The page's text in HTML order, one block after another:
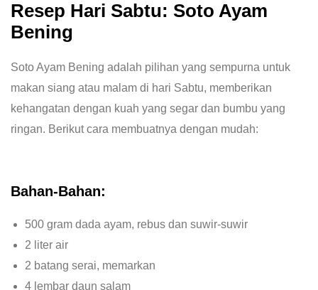
Resep Hari Sabtu: Soto Ayam
Bening
Soto Ayam Bening adalah pilihan yang sempurna untuk
makan siang atau malam di hari Sabtu, memberikan
kehangatan dengan kuah yang segar dan bumbu yang
ringan. Berikut cara membuatnya dengan mudah:
Bahan-Bahan:
500 gram dada ayam, rebus dan suwir-suwir
2 liter air
2 batang serai, memarkan
4 lembar daun salam